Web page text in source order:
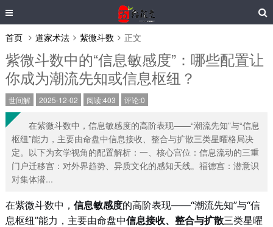
首页 道家术法 紫微斗数 正文
紫微斗数中的“信息敏感度”：哪些配置让
你成为潮流先知或信息枢纽？
世间解 2025-12-02 阅读:403 评论:0
在紫微斗数中，信息敏感度的高阶表现——“潮流先知”与“信息
枢纽”能力，主要由命盘中信息接收、整合与扩散三类星曜格局决
定。以下为玄学视角的配置解析：一、核心宫位：信息流动的三重
门户迁移宫：对外界趋势、异质文化的感知天线。福德宫：潜意识
对集体潜...
在紫微斗数中， 信息敏感度的高阶表现——“潮流先知”与“信
息枢纽”能力，主要由命盘中信息接收、整合与扩散三类星曜